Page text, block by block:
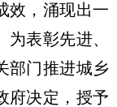
效，涌现出一
表彰先进、
部门推进城乡
府决定，授予